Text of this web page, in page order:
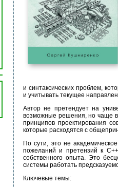
и синтаксических проблем,
и учитывать текущее
Автор не претендует на
возможные решения, но чаще
принципов проектирования
которые расходятся с
По сути, это не
пожеланий и претензий к
собственного опыта. Это
системы работать
Ключевые темы: